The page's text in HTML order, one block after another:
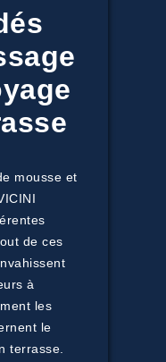
mousse et
de ces
à
les
le
terrasse.